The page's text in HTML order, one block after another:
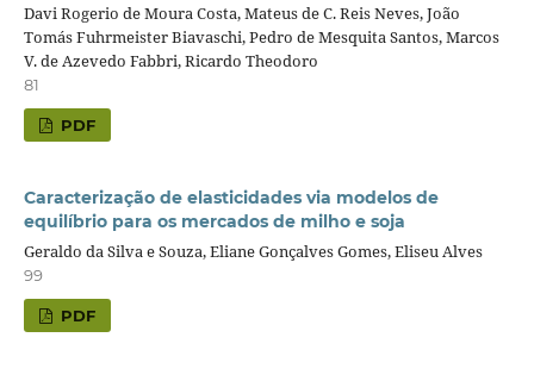
Davi Rogerio de Moura Costa, Mateus de C. Reis Neves, João
Tomás Fuhrmeister Biavaschi, Pedro de Mesquita Santos, Marcos
V. de Azevedo Fabbri, Ricardo Theodoro
81
PDF
Caracterização de elasticidades via modelos de
equilíbrio para os mercados de milho e soja
Geraldo da Silva e Souza, Eliane Gonçalves Gomes, Eliseu Alves
99
PDF